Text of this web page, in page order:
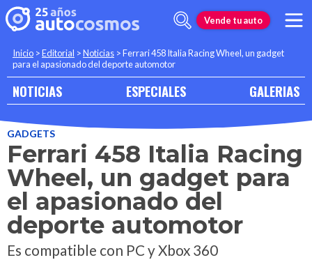
Vende tu auto
Inicio >Editorial >Noticias >Ferrari 458 Italia Racing Wheel, un gadget
para el apasionado del deporte automotor
NOTICIAS ESPECIALES GALERIAS
GADGETS
Ferrari 458 Italia Racing
Wheel, un gadget para
el apasionado del
deporte automotor
Es compatible con PC y Xbox 360